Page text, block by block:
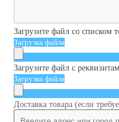
Загрузите файл со списком
Загрузка файла
Загрузите файл с
Загрузка файла
Доставка товара (если